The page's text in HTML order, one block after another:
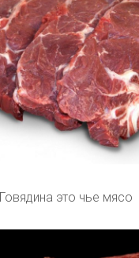
Говядина это чье мясо